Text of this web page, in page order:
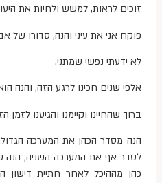
זוכים לראות, למשש ולחיות את
פוקח אני את עיני והנה, סדורו של
לא ידעתי נפשי שמתני.
אלפי שנים חכינו לרגע הזה, והנה
ברוך שהחיינו וקיימנו והגיענו לזמן
הנה מסדר הכהן את המערכה
לסדר אף את המערכה השניה, הנה
כהן מההיכל לאחר חתיית דישון